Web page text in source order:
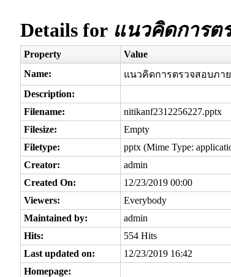
Details for แนวคิดการต
Property
Value
Name:
แนวคิดการตรวจสอบภา
Description:
Filename:
nitikanf2312256227.pptx
Filesize:
Empty
Filetype:
pptx (Mime Type:
Creator:
admin
Created On:
12/23/2019 00:00
Viewers:
Everybody
Maintained by:
admin
Hits:
554 Hits
Last updated on:
12/23/2019 16:42
Homepage: